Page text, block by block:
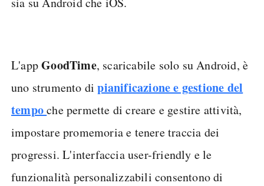
L'appGoodTime, scaricabile solo su Android, è
uno strumento dipianificazione e gestione del
tempoche permette di creare e gestire attività,
impostare promemoria e tenere traccia dei
progressi. L'interfaccia user-friendly e le
funzionalità personalizzabili consentono di